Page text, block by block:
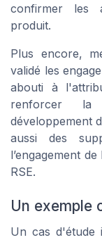
confirmer les
produit.
Plus encore,
validé les
abouti à
renforcer la
développement
aussi des
l’engagement
RSE.
Un exemple
Un cas d'étude